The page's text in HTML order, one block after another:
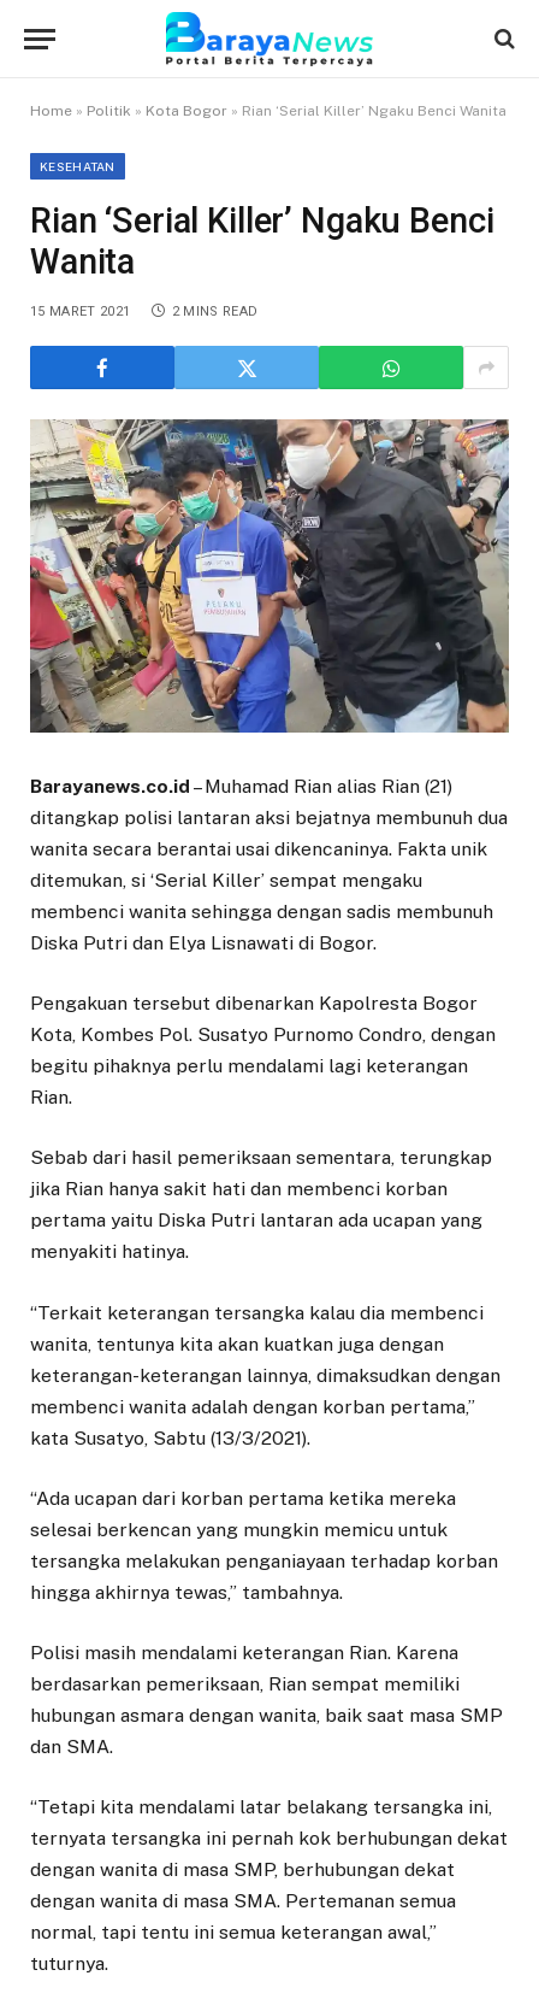
Home » Politik » Kota Bogor » Rian ‘Serial Killer’ Ngaku Benci Wanita
KESEHATAN
Rian ‘Serial Killer’ Ngaku Benci
Wanita
15 MARET 2021 2 MINS READ
Barayanews.co.id – Muhamad Rian alias Rian (21)
ditangkap polisi lantaran aksi bejatnya membunuh dua
wanita secara berantai usai dikencaninya. Fakta unik
ditemukan, si ‘Serial Killer’ sempat mengaku
membenci wanita sehingga dengan sadis membunuh
Diska Putri dan Elya Lisnawati di Bogor.
Pengakuan tersebut dibenarkan Kapolresta Bogor
Kota, Kombes Pol. Susatyo Purnomo Condro, dengan
begitu pihaknya perlu mendalami lagi keterangan
Rian.
Sebab dari hasil pemeriksaan sementara, terungkap
jika Rian hanya sakit hati dan membenci korban
pertama yaitu Diska Putri lantaran ada ucapan yang
menyakiti hatinya.
“Terkait keterangan tersangka kalau dia membenci
wanita, tentunya kita akan kuatkan juga dengan
keterangan-keterangan lainnya, dimaksudkan dengan
membenci wanita adalah dengan korban pertama,”
kata Susatyo, Sabtu (13/3/2021).
“Ada ucapan dari korban pertama ketika mereka
selesai berkencan yang mungkin memicu untuk
tersangka melakukan penganiayaan terhadap korban
hingga akhirnya tewas,” tambahnya.
Polisi masih mendalami keterangan Rian. Karena
berdasarkan pemeriksaan, Rian sempat memiliki
hubungan asmara dengan wanita, baik saat masa SMP
dan SMA.
“Tetapi kita mendalami latar belakang tersangka ini,
ternyata tersangka ini pernah kok berhubungan dekat
dengan wanita di masa SMP, berhubungan dekat
dengan wanita di masa SMA. Pertemanan semua
normal, tapi tentu ini semua keterangan awal,”
tuturnya.